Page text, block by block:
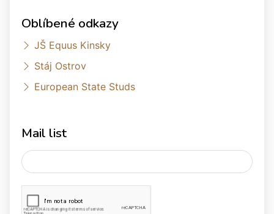
Oblíbené odkazy
JŠ Equus Kinsky
Stáj Ostrov
European State Studs
Mail list